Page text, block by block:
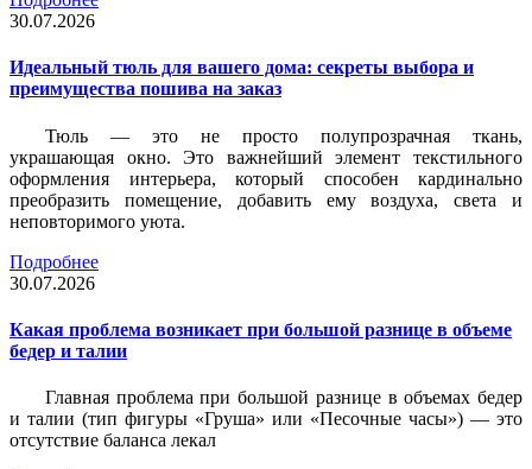
30.07.2026
Идеальный тюль для вашего дома: секреты выбора и
преимущества пошива на заказ
Тюль — это не просто полупрозрачная ткань,
украшающая окно. Это важнейший элемент текстильного
оформления интерьера, который способен кардинально
преобразить помещение, добавить ему воздуха, света и
неповторимого уюта.
Подробнее
30.07.2026
Какая проблема возникает при большой разнице в объеме
бедер и талии
Главная проблема при большой разнице в объемах бедер
и талии (тип фигуры «Груша» или «Песочные часы») — это
отсутствие баланса лекал